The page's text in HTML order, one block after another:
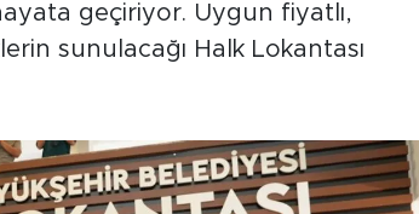
geçiriyor. Uygun fiyatlı,
sunulacağı Halk Lokantası